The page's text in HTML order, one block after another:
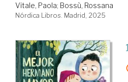
Vitale, Paola; Bossù, Rossana
Nórdica Libros. Madrid, 2025